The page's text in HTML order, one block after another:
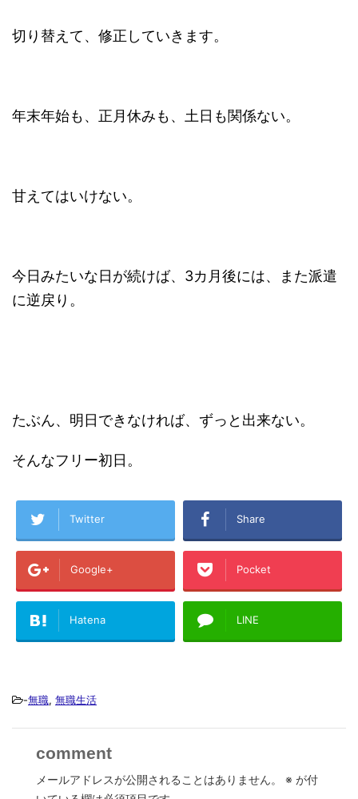
切り替えて、修正していきます。
年末年始も、正月休みも、土日も関係ない。
甘えてはいけない。
今日みたいな日が続けば、3カ月後には、また派遣
に逆戻り。
たぶん、明日できなければ、ずっと出来ない。
そんなフリー初日。
Twitter Share
Google+ Pocket
Hatena LINE
-無職, 無職生活
comment
メールアドレスが公開されることはありません。 ※ が付